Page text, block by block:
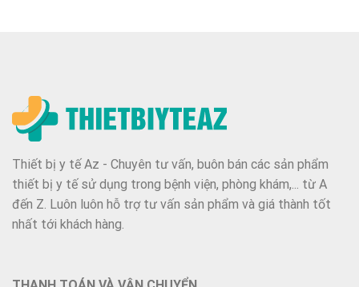
Thiết bị y tế Az - Chuyên tư vấn, buôn bán các sản phẩm
thiết bị y tế sử dụng trong bệnh viện, phòng khám,... từ A
đến Z. Luôn luôn hỗ trợ tư vấn sản phẩm và giá thành tốt
nhất tới khách hàng.